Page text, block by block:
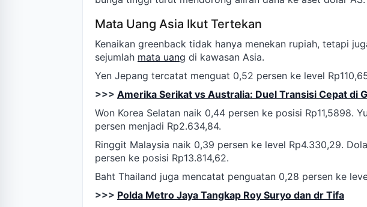
Mata Uang Asia Ikut Tertekan
Kenaikan greenback tidak hanya menekan rupiah, tetapi
sejumlah mata uang di kawasan Asia.
Yen Jepang tercatat menguat 0,52 persen ke level
>>> Amerika Serikat vs Australia: Duel Transisi Cepat di
Won Korea Selatan naik 0,44 persen ke posisi Rp11,5898.
persen menjadi Rp2.634,84.
Ringgit Malaysia naik 0,39 persen ke level Rp4.330,29.
persen ke posisi Rp13.814,62.
Baht Thailand juga mencatat penguatan 0,28 persen ke
>>> Polda Metro Jaya Tangkap Roy Suryo dan dr Tifa